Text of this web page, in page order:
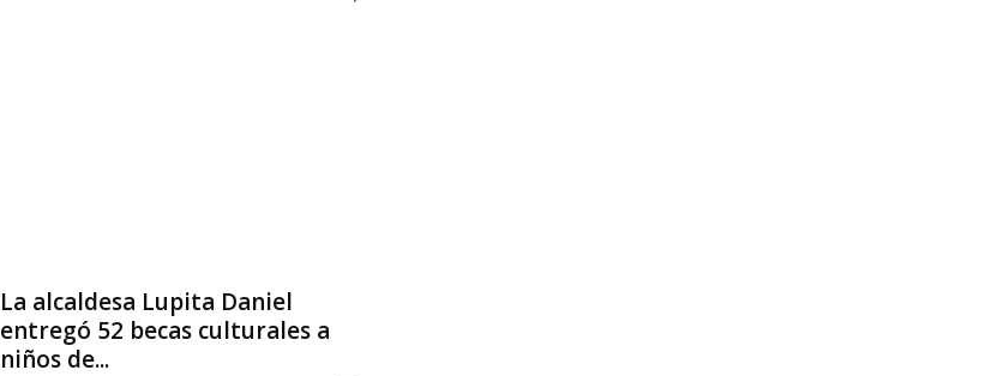
La alcaldesa Lupita Daniel
entregó 52 becas culturales a
niños de...